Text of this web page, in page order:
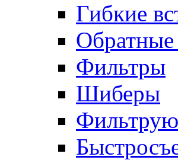
Гибкие
Обратные
Фильтры
Шиберы